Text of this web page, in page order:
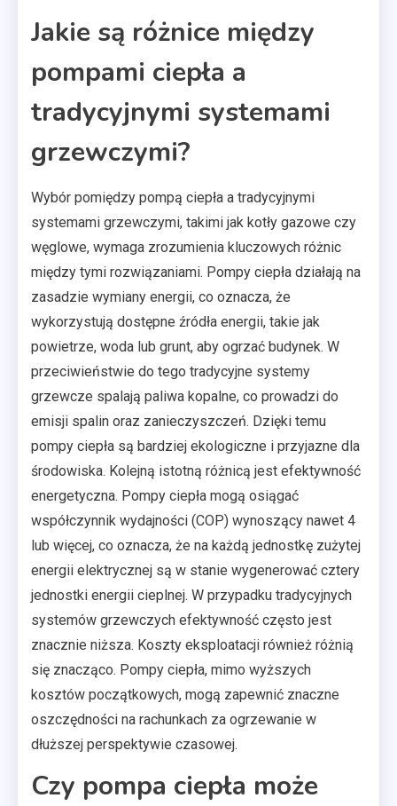
Jakie są różnice między
pompami ciepła a
tradycyjnymi systemami
grzewczymi?
Wybór pomiędzy pompą ciepła a tradycyjnymi
systemami grzewczymi, takimi jak kotły gazowe czy
węglowe, wymaga zrozumienia kluczowych różnic
między tymi rozwiązaniami. Pompy ciepła działają na
zasadzie wymiany energii, co oznacza, że
wykorzystują dostępne źródła energii, takie jak
powietrze, woda lub grunt, aby ogrzać budynek. W
przeciwieństwie do tego tradycyjne systemy
grzewcze spalają paliwa kopalne, co prowadzi do
emisji spalin oraz zanieczyszczeń. Dzięki temu
pompy ciepła są bardziej ekologiczne i przyjazne dla
środowiska. Kolejną istotną różnicą jest efektywność
energetyczna. Pompy ciepła mogą osiągać
współczynnik wydajności (COP) wynoszący nawet 4
lub więcej, co oznacza, że na każdą jednostkę zużytej
energii elektrycznej są w stanie wygenerować cztery
jednostki energii cieplnej. W przypadku tradycyjnych
systemów grzewczych efektywność często jest
znacznie niższa. Koszty eksploatacji również różnią
się znacząco. Pompy ciepła, mimo wyższych
kosztów początkowych, mogą zapewnić znaczne
oszczędności na rachunkach za ogrzewanie w
dłuższej perspektywie czasowej.
Czy pompa ciepła może